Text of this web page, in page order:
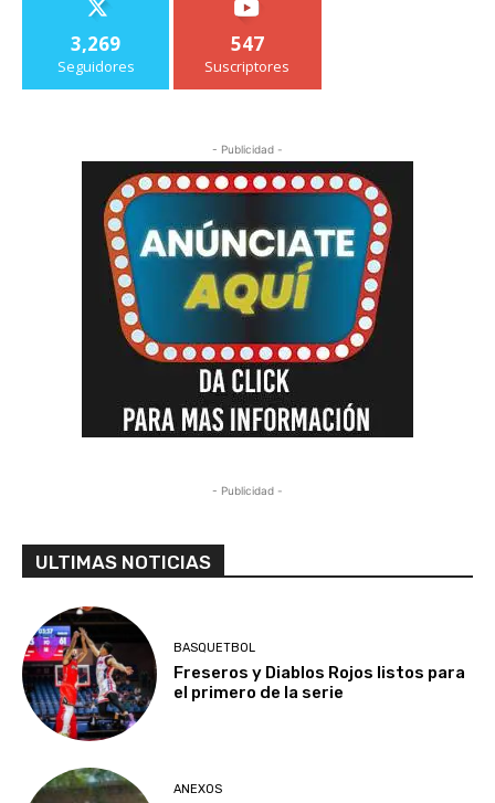
3,269
Seguidores
547
Suscriptores
- Publicidad -
- Publicidad -
ULTIMAS NOTICIAS
BASQUETBOL
Freseros y Diablos Rojos listos para
el primero de la serie
ANEXOS